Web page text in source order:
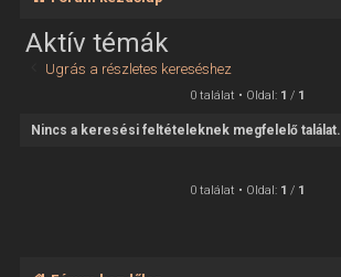
Aktív témák
Ugrás a részletes kereséshez
0 találat • Oldal: 1 / 1
Nincs a keresési feltételeknek megfelelő találat.
0 találat • Oldal: 1 / 1